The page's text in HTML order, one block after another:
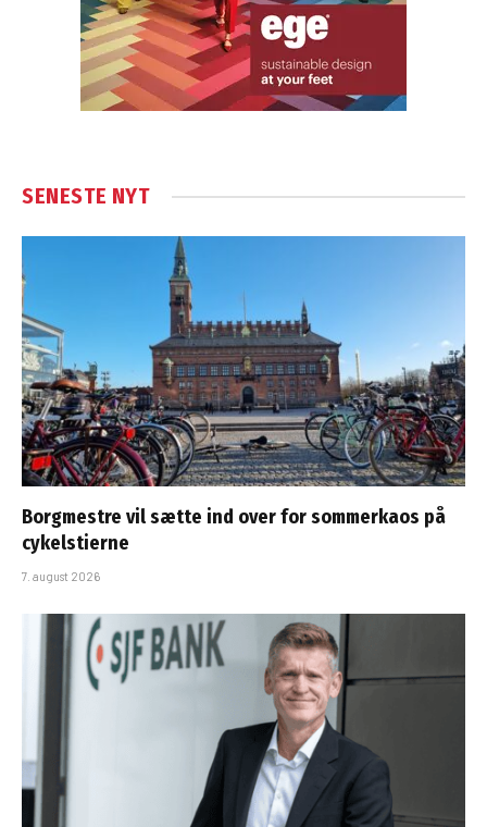
SENESTE NYT
Borgmestre vil sætte ind over for sommerkaos på
cykelstierne
7. august 2026